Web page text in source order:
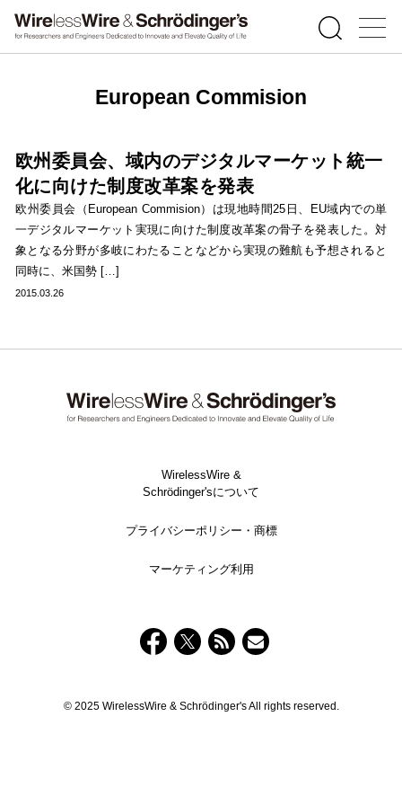
European Commision
欧州委員会、域内のデジタルマーケット統一
化に向けた制度改革案を発表
欧州委員会（European Commision）は現地時間25日、EU域内での単
一デジタルマーケット実現に向けた制度改革案の骨子を発表した。対
象となる分野が多岐にわたることなどから実現の難航も予想されると
同時に、米国勢 […]
2015.03.26
WirelessWire &
Schrödinger'sについて
プライバシーポリシー・商標
マーケティング利用
© 2025 WirelessWire & Schrödinger's All rights reserved.